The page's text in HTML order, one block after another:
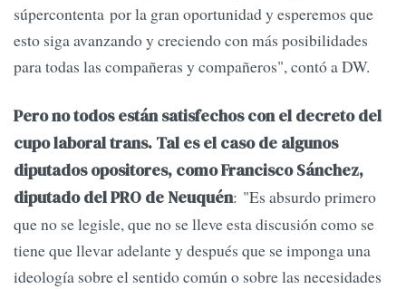
súpercontenta por la gran oportunidad y esperemos que
esto siga avanzando y creciendo con más posibilidades
para todas las compañeras y compañeros", contó a DW.
Pero no todos están satisfechos con el decreto del
cupo laboral trans. Tal es el caso de algunos
diputados opositores, como Francisco Sánchez,
diputado del PRO de Neuquén: "Es absurdo primero
que no se legisle, que no se lleve esta discusión como se
tiene que llevar adelante y después que se imponga una
ideología sobre el sentido común o sobre las necesidades